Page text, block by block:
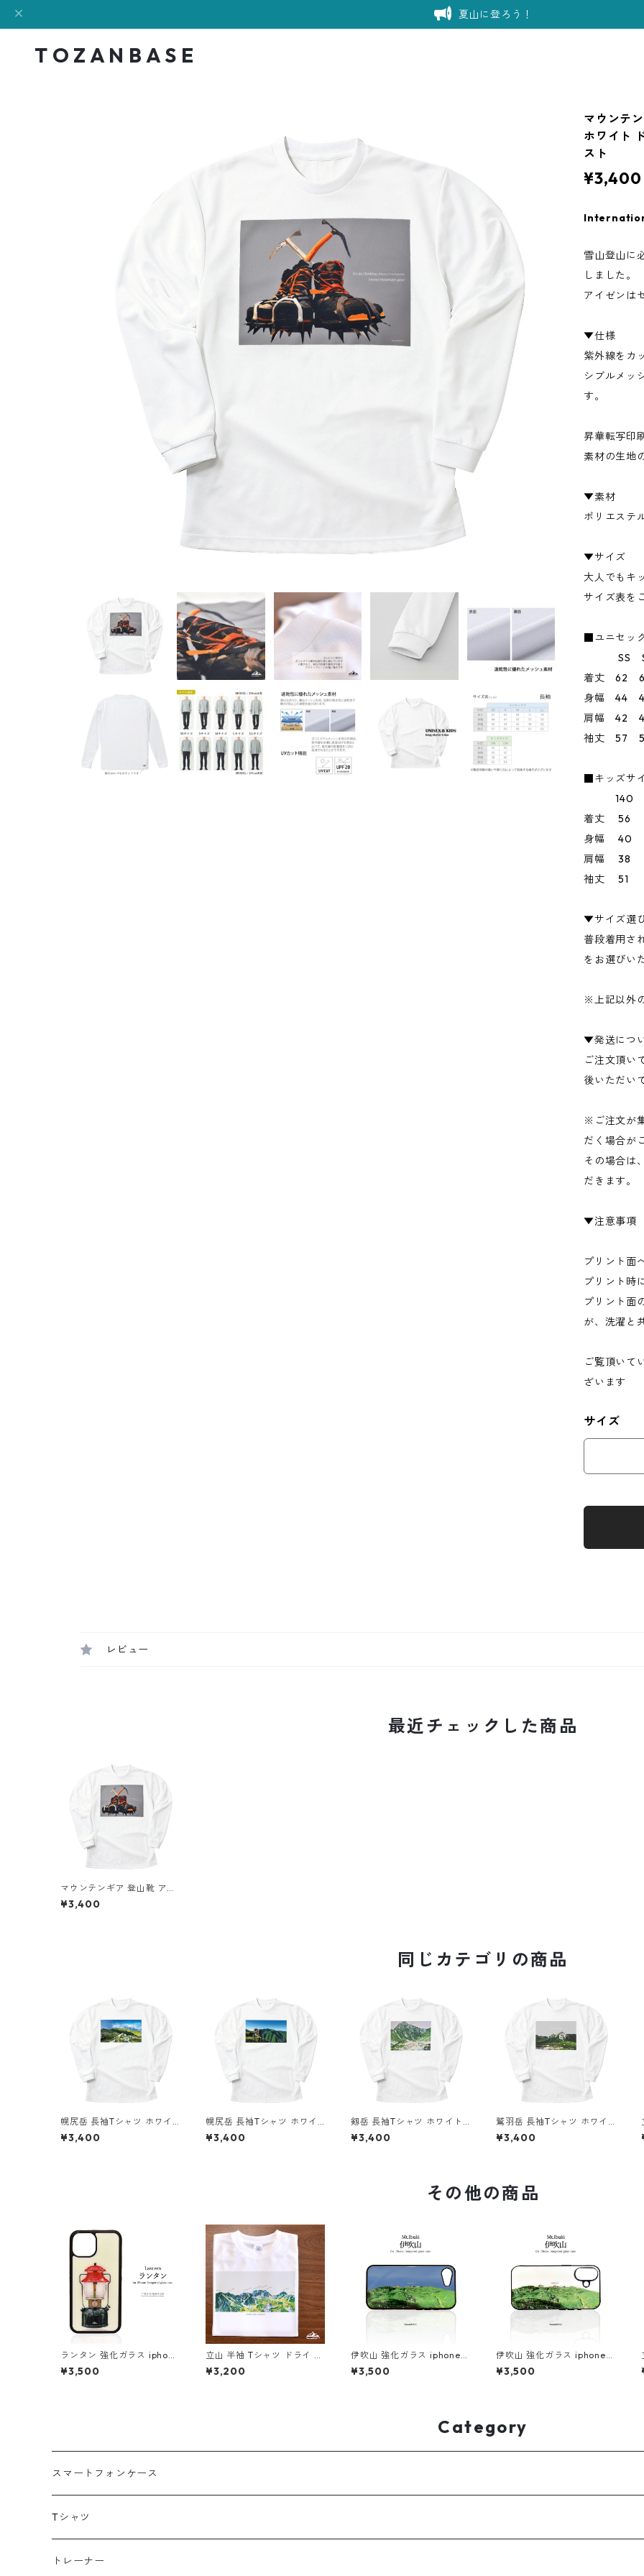
夏山に登ろう！
T O Z A N B A S E
マウンテ
ホワイト
スト
¥3,400
雪山登山に
しました。
アイゼンは
▼仕様
紫外線をカ
シブルメッ
す。
昇華転写印
素材の生地
▼素材
ポリエステ
▼サイズ
大人でもキ
サイズ表を
■ユニセッ
SS S
着丈 62
身幅 44
肩幅 42
袖丈 57
■キッズサ
140
着丈 56
身幅 40
肩幅 38
袖丈 51
▼サイズ選
普段着用さ
をお選びい
※上記以外
▼発送につ
ご注文頂い
後いただい
※ご注文が
だく場合が
その場合は
だきます。
▼注意事項
プリント面
プリント時
プリント面
が、洗濯と
ご覧頂いて
ざいます
サイズ
レビュー
最近チェックした商品
マウンテンギア 登山靴 アイ
ゼン ピッケル 長袖Tシャツ
ホワイト ドライ 吸水速乾 山
¥3,400
同じカテゴリの商品
幌尻岳 長袖Tシャツ ホワイ
ト ドライ 吸水速乾 山 登山
山Tシャツ 山のイラスト
¥3,400
幌尻岳 長袖Tシャツ ホワイ
ト ドライ 吸水速乾 山 登山
山Tシャツ 山のイラスト
¥3,400
剱岳 長袖Tシャツ ホワイト
ドライ 吸水速乾 山 登山 山T
シャツ 山のイラスト
¥3,400
鷲羽岳 長袖Tシャツ ホワイ
ト ドライ 吸水速乾 山 登山
山Tシャツ 山のイラスト
¥3,400
その他の商品
ランタン 強化ガラス iphone
スマホケース スマホカバー
アウトドア 登山 山 キャンプ
¥3,500
立山 半袖 Tシャツ ドライ 吸
水速乾 山 登山 アウトドア
山Tシャツ 山のイラスト（ホ
¥3,200
伊吹山 強化ガラス iphone
スマホケース スマホカバー
アウトドア 登山 山 ブルー
¥3,500
伊吹山 強化ガラス iphone
スマホケース スマホカバー
アウトドア 登山 山
¥3,500
Category
スマートフォンケース
海外
北海道
Tシャツ
半袖
トレーナー